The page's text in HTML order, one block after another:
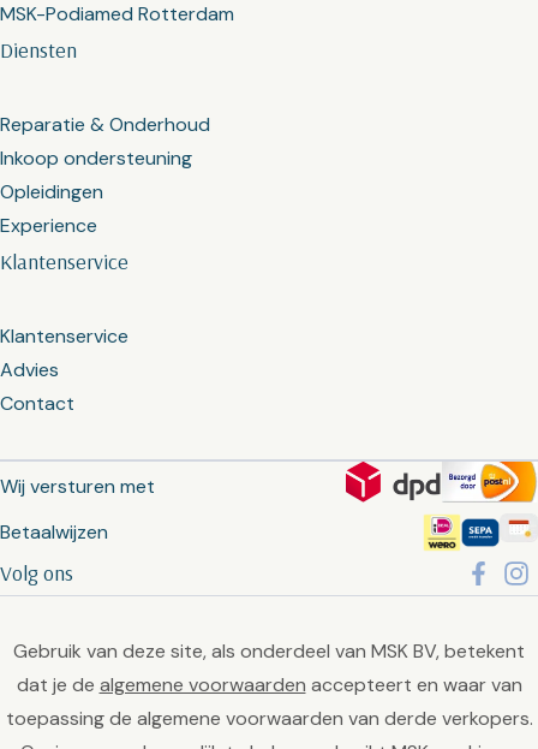
Klantenservice
Klantenservice
Advies
Contact
Diensten
Reparatie & Onderhoud
Inkoop ondersteuning
Opleidingen
Experience
MSK-Podiamed Rotterdam
Wij versturen met
Betaalwijzen
Volg ons
Gebruik van deze site, als onderdeel van MSK BV, betekent
dat je de algemene voorwaarden accepteert en waar van
toepassing de algemene voorwaarden van derde verkopers.